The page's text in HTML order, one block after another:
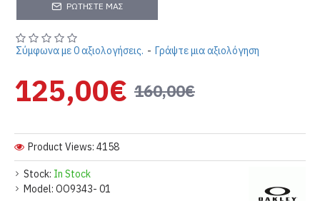
ΡΩΤΉΣΤΕ ΜΑΣ
Stock: In Stock
Model: OO9343- 01
Product Views: 4158
Σύμφωνα με 0 αξιολογήσεις. - Γράψτε μια αξιολόγηση
125,00€ 160,00€